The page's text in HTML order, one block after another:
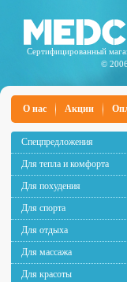
Сертифицированный
©
О нас Акции
Спецпредложения
Для тепла и комфорта
Для похудения
Для спорта
Для отдыха
Для массажа
Для красоты